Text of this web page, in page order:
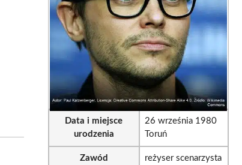
Data i miejsce
urodzenia
26 września 1980
Toruń
Zawód reżyser scenarzysta